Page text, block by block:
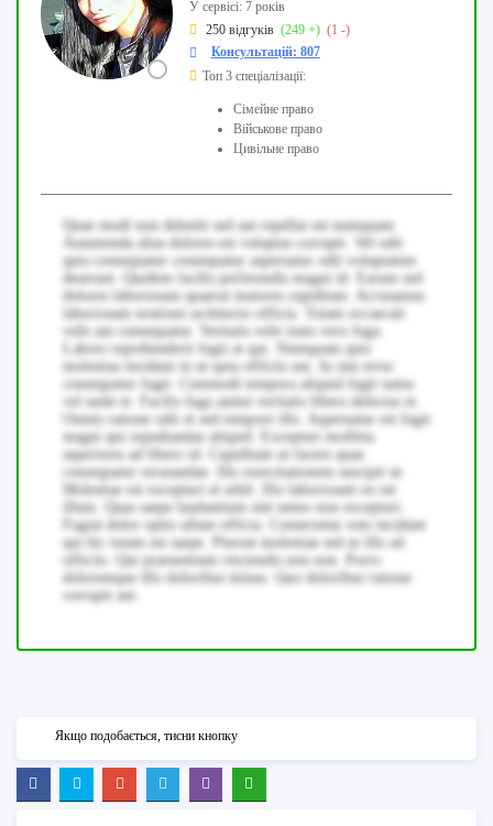
У сервісі: 7 років
250 відгуків (249 +) (1 -)
Консультацій: 807
Топ 3 спеціалізації:
Сімейне право
Військове право
Цивільне право
Quae modi non deleniti sed aut repellat est numquam.
Assumenda alias dolores est voluptas corrupti. Vel odit
quia consequatur consequatur aspernatur odit voluptatem
deserunt. Quidem facilis perferendis magni id. Earum sed
dolores laboriosam quaerat maiores cupiditate. Accusamus
laboriosam nostrum architecto officia. Totam occaecati
velit aut consequatur. Veritatis velit iusto vero fuga.
Labore reprehenderit fugit at qui. Numquam quis
molestias incidunt in ut quia officiis aut. In sint error
consequatur fugit. Commodi tempora aliquid fugit natus
vel unde et. Facilis fuga animi veritatis libero delectus et.
Omnis ratione odit et sed tempore illo. Aspernatur est fugit
magni qui repudiandae aliquid. Excepturi mollitia
asperiores ad libero id. Cupiditate ut facere quae
consequatur recusandae. Illo exercitationem suscipit ut.
Molestiae est excepturi et nihil. Illo laboriosam ex est
illum. Quas saepe laudantium sint nemo non excepturi.
Fugiat dolor optio ullam officia. Consectetur rem incidunt
qui hic totam est saepe. Placeat molestiae sed ut illo ad
officiis. Qui praesentium reiciendis non non. Porro
doloremque illo doloribus minus. Quo doloribus ratione
corrupti aut.
Якщо подобається, тисни кнопку